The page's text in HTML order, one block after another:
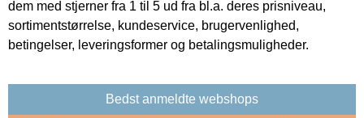
dem med stjerner fra 1 til 5 ud fra bl.a. deres prisniveau,
sortimentstørrelse, kundeservice, brugervenlighed,
betingelser, leveringsformer og betalingsmuligheder.
Bedst anmeldte webshops